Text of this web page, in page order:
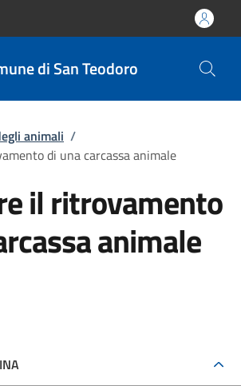
di San Teodoro
pane
animali /
di una carcassa animale
il ritrovamento
animale